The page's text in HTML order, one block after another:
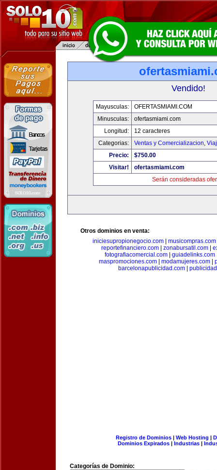
Vendido!
Mayusculas:
OFERTASMIAMI.COM
Minusculas:
ofertasmiami.com
Longitud:
12 caracteres
Categorias:
Ventas y Comercializacion,
Precio:
$750.00
Visitar!
ofertasmiami.com
Serán consideradas
Otros dominios en venta:
iniciesupropionegocio.com
musicompras.com
reportefinanciero.com| zonabursatil.com|
fotografiacomercial.com
guiadelinks.com
maspromociones.com
modamujeres.com
barcelonapublicidad.com|
Registro de Dominios| Web Hosting |
Dominios Expirados | Industrias |
Categorías de Dominio: